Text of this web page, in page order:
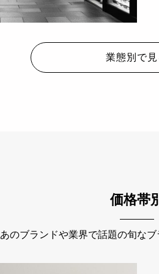
業態別で見
価格帯
のブランドや業界で話題の旬な